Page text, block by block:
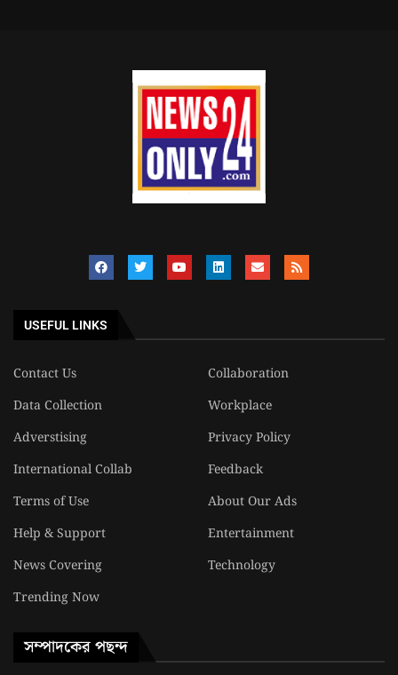
USEFUL LINKS
Contact Us
Collaboration
Data Collection
Workplace
Adverstising
Privacy Policy
International Collab
Feedback
Terms of Use
About Our Ads
Help & Support
Entertainment
News Covering
Technology
Trending Now
সম্পাদকের পছন্দ